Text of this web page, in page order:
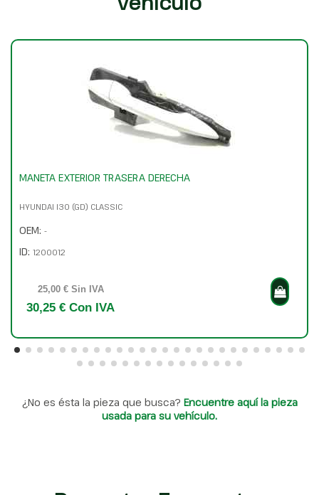
MANETA EXTERIOR TRASERA DERECHA
HYUNDAI I30 (GD) CLASSIC
OEM: -
ID: 1200012
25,00 € Sin IVA
30,25 € Con IVA
¿No es ésta la pieza que busca? Encuentre aquí la pieza
usada para su vehículo.